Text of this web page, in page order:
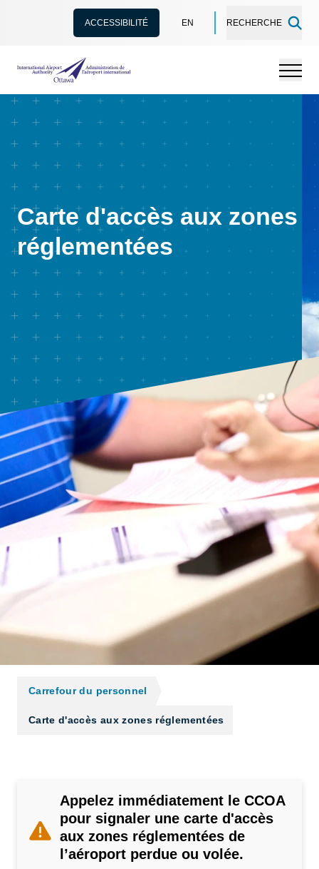
ACCESSIBILITÉ EN RECHERCHE
Administration de l’aéroport international d'Ottawa
Menu
Carte d'accès aux zones
réglementées
Carrefour du personnel
Carte d'accès aux zones réglementées
Appelez immédiatement le CCOA
pour signaler une carte d'accès
aux zones réglementées de
l’aéroport perdue ou volée.